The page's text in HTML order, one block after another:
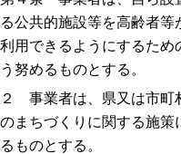
る公共的施設等を高齢者等
利用できるようにするため
う努めるものとする。
２ 事業者は、県又は市町
のまちづくりに関する施策
るものとする。